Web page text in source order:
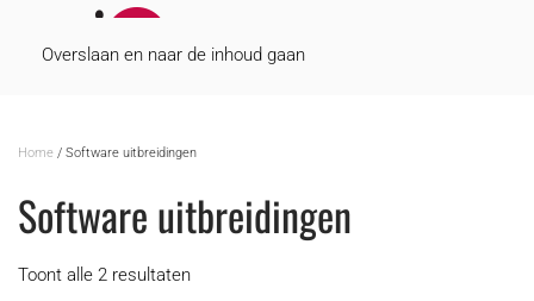
Overslaan en naar de inhoud gaan
Home / Software uitbreidingen
Software uitbreidingen
Toont alle 2 resultaten